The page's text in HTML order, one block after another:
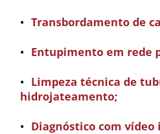
Transbordamento de
Entupimento em rede
Limpeza técnica de
hidrojateamento;
Diagnóstico com vídeo